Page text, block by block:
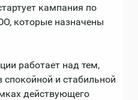
кампания по
которые назначены
работает над тем,
и стабильной
действующего